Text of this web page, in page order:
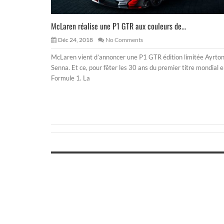
McLaren réalise une P1 GTR aux couleurs de...
Déc 24, 2018 No Comments
McLaren vient d’annoncer une P1 GTR édition limitée Ayrton
Senna. Et ce, pour fêter les 30 ans du premier titre mondial
Formule 1. La